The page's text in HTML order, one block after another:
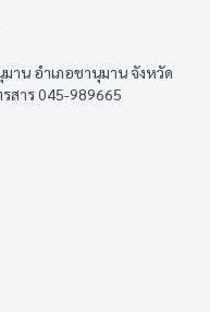
น อำเภอชานุมาน จังหวัด
สาร 045-989665